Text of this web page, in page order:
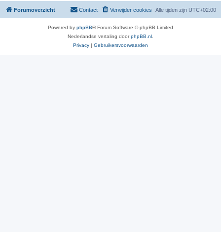
Forumoverzicht Alle tijden zijn UTC+02:00
Verwijder cookies
Contact
Powered by phpBB® Forum Software © phpBB Limited
Nederlandse vertaling doorphpBB.nl
Privacy | Gebruikersvoorwaarden